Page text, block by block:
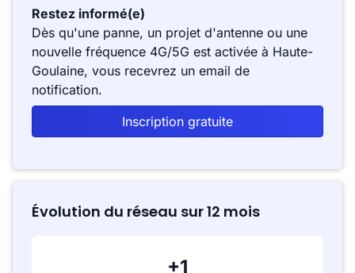
Restez informé(e)
Dès qu'une panne, un projet d'antenne ou une
nouvelle fréquence 4G/5G est activée à Haute-
Goulaine, vous recevrez un email de
notification.
Inscription gratuite
Évolution du réseau sur 12 mois
+1